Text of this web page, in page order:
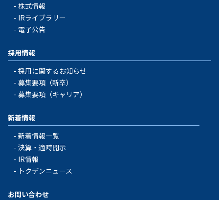
株式情報
IRライブラリー
電子公告
採用情報
採用に関するお知らせ
募集要項（新卒）
募集要項（キャリア）
新着情報
新着情報一覧
決算・適時開示
IR情報
トクデンニュース
お問い合わせ